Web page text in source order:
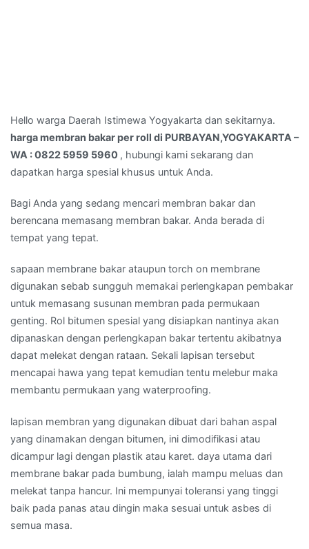
Hello warga Daerah Istimewa Yogyakarta dan sekitarnya.
harga membran bakar per roll di PURBAYAN,YOGYAKARTA –
WA : 0822 5959 5960 , hubungi kami sekarang dan
dapatkan harga spesial khusus untuk Anda.
Bagi Anda yang sedang mencari membran bakar dan
berencana memasang membran bakar. Anda berada di
tempat yang tepat.
sapaan membrane bakar ataupun torch on membrane
digunakan sebab sungguh memakai perlengkapan pembakar
untuk memasang susunan membran pada permukaan
genting. Rol bitumen spesial yang disiapkan nantinya akan
dipanaskan dengan perlengkapan bakar tertentu akibatnya
dapat melekat dengan rataan. Sekali lapisan tersebut
mencapai hawa yang tepat kemudian tentu melebur maka
membantu permukaan yang waterproofing.
lapisan membran yang digunakan dibuat dari bahan aspal
yang dinamakan dengan bitumen, ini dimodifikasi atau
dicampur lagi dengan plastik atau karet. daya utama dari
membrane bakar pada bumbung, ialah mampu meluas dan
melekat tanpa hancur. Ini mempunyai toleransi yang tinggi
baik pada panas atau dingin maka sesuai untuk asbes di
semua masa.